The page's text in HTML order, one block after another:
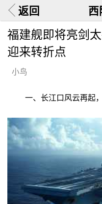
返回 西
福建舰即将亮剑
迎来转折点
小鸟
一、长江口风云再起